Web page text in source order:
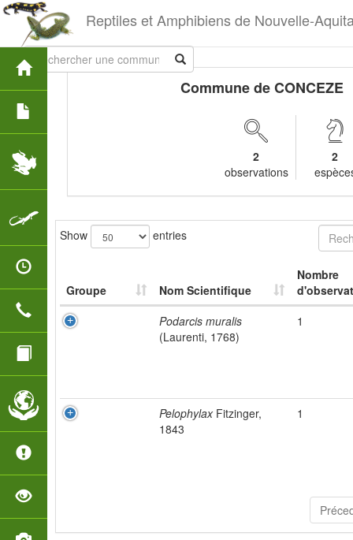
Reptiles et Amphibiens de Nouvelle-
Commune de CONCEZE
2
observations
2
Show entries
Groupe Nom Scientifique
Nombre
Podarcis muralis
(Laurenti, 1768)
1
PelophylaxFitzinger,
1843
1